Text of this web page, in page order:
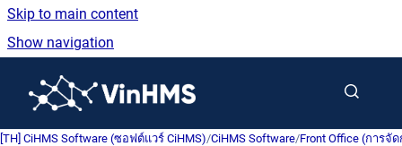
Skip to main content
Show navigation
[TH] CiHMS Software (ซอฟต์แวร์ CiHMS)/CiHMS Software/Front Office (การจั